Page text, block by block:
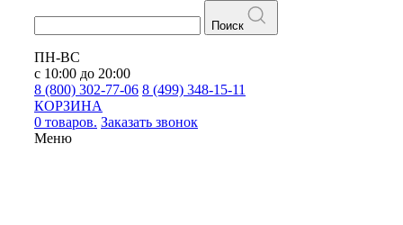
Поиск
ПН-ВС
с 10:00 до 20:00
8 (800) 302-77-06 8 (499) 348-15-11
КОРЗИНА
0 товаров. Заказать звонок
Меню